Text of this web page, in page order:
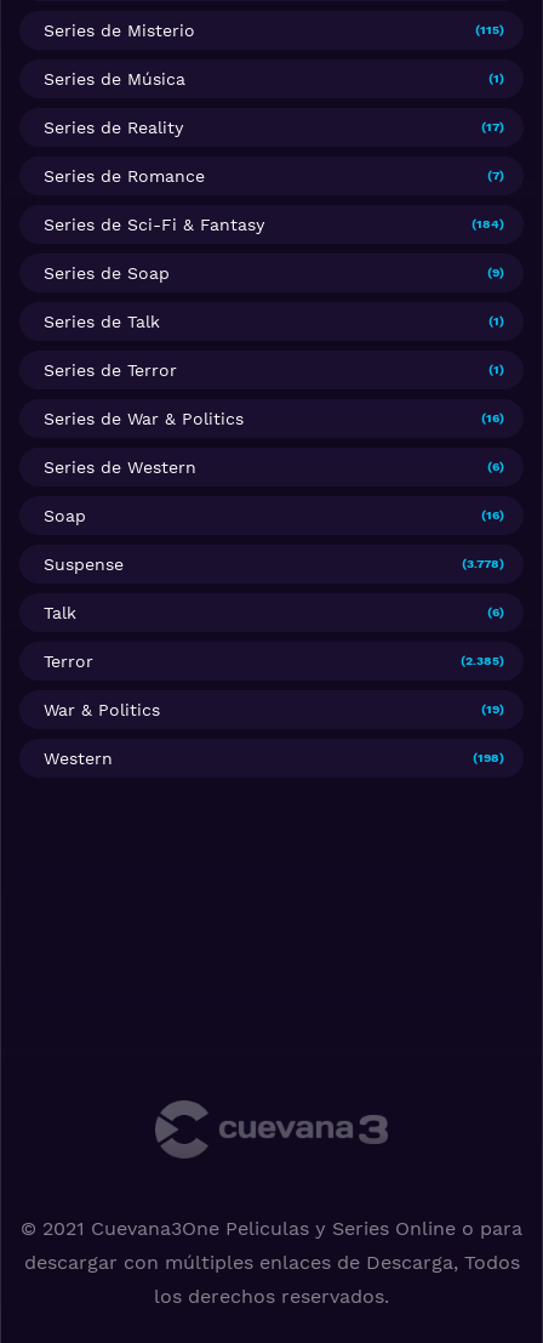
Series de Misterio (115)
Series de Música (1)
Series de Reality (17)
Series de Romance (7)
Series de Sci-Fi & Fantasy (184)
Series de Soap (9)
Series de Talk (1)
Series de Terror (1)
Series de War & Politics (16)
Series de Western (6)
Soap (16)
Suspense (3.778)
Talk (6)
Terror (2.385)
War & Politics (19)
Western (198)
© 2021 Cuevana3One Peliculas y Series Online o para
descargar con múltiples enlaces de Descarga, Todos
los derechos reservados.